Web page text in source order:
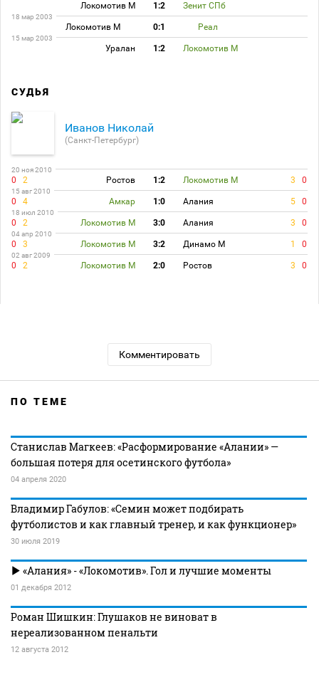
Локомотив М 1:2 Зенит СПб
18 мар 2003
Локомотив М 0:1 Реал
15 мар 2003
Уралан 1:2 Локомотив М
СУДЬЯ
Иванов Николай
(Санкт-Петербург)
20 ноя 2010
0 2 Ростов 1:2 Локомотив М 3 0
15 авг 2010
0 4 Амкар 1:0 Алания 5 0
18 июл 2010
0 2 Локомотив М 3:0 Алания 3 0
04 апр 2010
0 3 Локомотив М 3:2 Динамо М 1 0
02 авг 2009
0 2 Локомотив М 2:0 Ростов 3 0
Комментировать
ПО ТЕМЕ
Станислав Магкеев: «Расформирование «Алании» —
большая потеря для осетинского футбола»
04 апреля 2020
Владимир Габулов: «Семин может подбирать
футболистов и как главный тренер, и как функционер»
30 июля 2019
«Алания» - «Локомотив». Гол и лучшие моменты
01 декабря 2012
Роман Шишкин: Глушаков не виноват в
нереализованном пенальти
12 августа 2012